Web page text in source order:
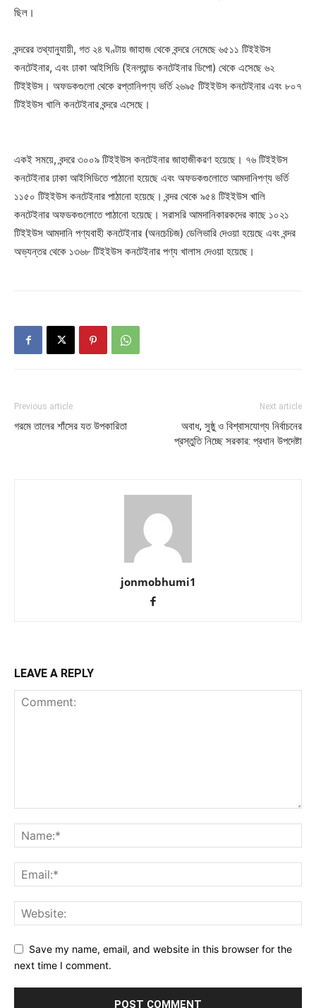
ছিল।
বন্দরের তথ্যানুযায়ী, গত ২৪ ঘণ্টায় জাহাজ থেকে বন্দরে নেমেছে ৬৫১১ টিইইউস
কনটেইনার, এবং ঢাকা আইসিডি (ইনল্যান্ড কনটেইনার ডিপো) থেকে এসেছে ৬২
টিইইউস। অফডকগুলো থেকে রপ্তানিপণ্য ভর্তি ২৬৯৫ টিইইউস কনটেইনার এবং ৮০৭
টিইইউস খালি কনটেইনার বন্দরে এসেছে।
একই সময়ে, বন্দরে ৩০০৯ টিইইউস কনটেইনার জাহাজীকরণ হয়েছে। ৭৬ টিইইউস
কনটেইনার ঢাকা আইসিডিতে পাঠানো হয়েছে এবং অফডকগুলোতে আমদানিপণ্য ভর্তি
১১৫০ টিইইউস কনটেইনার পাঠানো হয়েছে। বন্দর থেকে ৯৫৪ টিইইউস খালি
কনটেইনার অফডকগুলোতে পাঠানো হয়েছে। সরাসরি আমদানিকারকদের কাছে ১০২১
টিইইউস আমদানি পণ্যবাহী কনটেইনার (অনচেচিজ) ডেলিভারি দেওয়া হয়েছে এবং বন্দর
অভ্যন্তর থেকে ১৩৬৮ টিইইউস কনটেইনার পণ্য খালাস দেওয়া হয়েছে।
Previous article
গরমে তালের শাঁসের যত উপকারিতা
Next article
অবাধ, সুষ্ঠু ও বিশ্বাসযোগ্য নির্বাচনের
প্রস্তুতি নিচ্ছে সরকার: প্রধান উপদেষ্টা
jonmobhumi1
LEAVE A REPLY
Save my name, email, and website in this browser for the
next time I comment.